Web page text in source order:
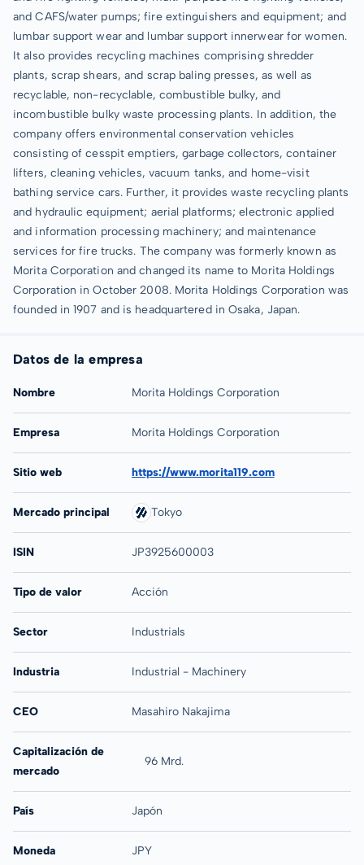
and CAFS/water pumps; fire extinguishers and equipment; and
lumbar support wear and lumbar support innerwear for women.
It also provides recycling machines comprising shredder
plants, scrap shears, and scrap baling presses, as well as
recyclable, non-recyclable, combustible bulky, and
incombustible bulky waste processing plants. In addition, the
company offers environmental conservation vehicles
consisting of cesspit emptiers, garbage collectors, container
lifters, cleaning vehicles, vacuum tanks, and home-visit
bathing service cars. Further, it provides waste recycling plants
and hydraulic equipment; aerial platforms; electronic applied
and information processing machinery; and maintenance
services for fire trucks. The company was formerly known as
Morita Corporation and changed its name to Morita Holdings
Corporation in October 2008. Morita Holdings Corporation was
founded in 1907 and is headquartered in Osaka, Japan.
Datos de la empresa
Nombre Morita Holdings Corporation
Empresa Morita Holdings Corporation
Sitio web https://www.morita119.com
Mercado principal Tokyo
ISIN JP3925600003
Tipo de valor Acción
Sector Industrials
Industria Industrial - Machinery
CEO Masahiro Nakajima
Capitalización de
mercado
96 Mrd.
País Japón
Moneda JPY